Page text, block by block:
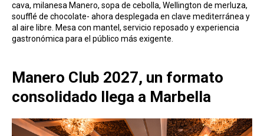
cava, milanesa Manero, sopa de cebolla, Wellington de merluza,
soufflé de chocolate- ahora desplegada en clave mediterránea y
al aire libre. Mesa con mantel, servicio reposado y experiencia
gastronómica para el público más exigente.
Manero Club 2027, un formato
consolidado llega a Marbella